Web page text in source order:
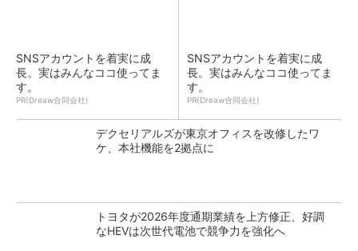
SNSアカウントを着実に成
長。実はみんなココ使ってま
す。
PR(Dreaw合同会社)
SNSアカウントを着実に成
長。実はみんなココ使ってま
す。
PR(Dreaw合同会社)
デクセリアルズが東京オフィスを改修したワ
ケ、本社機能を2拠点に
トヨタが2026年度通期業績を上方修正、好調
なHEVは次世代電池で競争力を強化へ